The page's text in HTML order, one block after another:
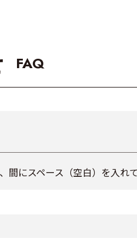
FAQ
間にスペース（空白）を入れ